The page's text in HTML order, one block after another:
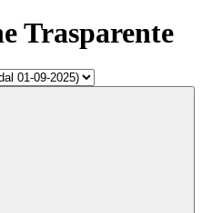
Trasparente